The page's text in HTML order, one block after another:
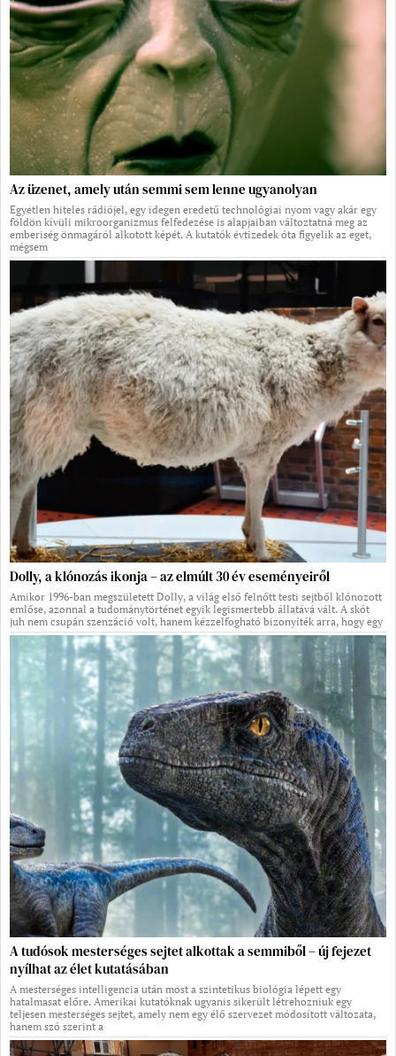
Az üzenet, amely után semmi sem lenne ugyanolyan
Egyetlen hiteles rádiójel, egy idegen eredetű technológiai nyom vagy akár egy
földön kívüli mikroorganizmus felfedezése is alapjaiban változtatná meg az
emberiség önmagáról alkotott képét. A kutatók évtizedek óta figyelik az eget,
mégsem
Dolly, a klónozás ikonja – az elmúlt 30 év eseményeiről
Amikor 1996-ban megszületett Dolly, a világ első felnőtt testi sejtből klónozott
emlőse, azonnal a tudománytörténet egyik legismertebb állatává vált. A skót
juh nem csupán szenzáció volt, hanem kézzelfogható bizonyíték arra, hogy egy
A tudósok mesterséges sejtet alkottak a semmiből – új fejezet
nyílhat az élet kutatásában
A mesterséges intelligencia után most a szintetikus biológia lépett egy
hatalmasat előre. Amerikai kutatóknak ugyanis sikerült létrehozniuk egy
teljesen mesterséges sejtet, amely nem egy élő szervezet módosított változata,
hanem szó szerint a